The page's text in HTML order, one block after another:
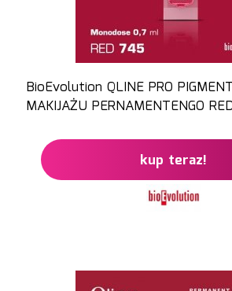
BioEvolution QLINE PRO
MAKIJAŻU PERNAMENTENGO
kup teraz!